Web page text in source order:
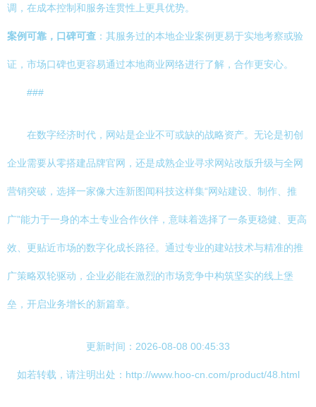
调，在成本控制和服务连贯性上更具优势。
案例可靠，口碑可查 ：其服务过的本地企业案例更易于实地考察或验
证，市场口碑也更容易通过本地商业网络进行了解，合作更安心。
###
在数字经济时代，网站是企业不可或缺的战略资产。无论是初创
企业需要从零搭建品牌官网，还是成熟企业寻求网站改版升级与全网
营销突破，选择一家像大连新图闻科技这样集“网站建设、制作、推
广”能力于一身的本土专业合作伙伴，意味着选择了一条更稳健、更高
效、更贴近市场的数字化成长路径。通过专业的建站技术与精准的推
广策略双轮驱动，企业必能在激烈的市场竞争中构筑坚实的线上堡
垒，开启业务增长的新篇章。
更新时间：2026-08-08 00:45:33
如若转载，请注明出处：http://www.hoo-cn.com/product/48.html